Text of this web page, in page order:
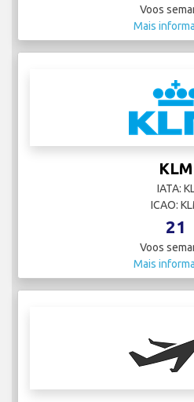
Voos
Mais
KLM
IATA:
ICAO:
21
Voos
Mais